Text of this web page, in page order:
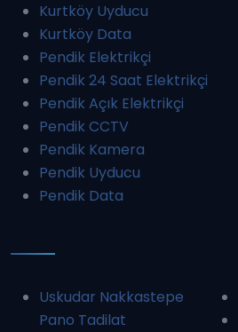
Kurtköy Uyducu
Kurtköy Data
Pendik Elektrikçi
Pendik 24 Saat Elektrikçi
Pendik Açık Elektrikçi
Pendik CCTV
Pendik Kamera
Pendik Uyducu
Pendik Data
Uskudar Nakkastepe
Pano Tadilat